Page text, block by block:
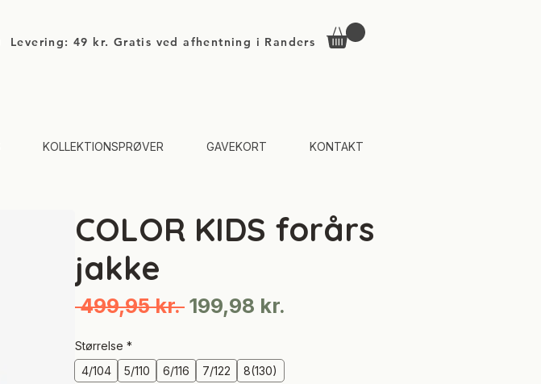
Levering: 49 kr. Gratis ved afhentning i Randers
KOLLEKTIONSPRØVER GAVEKORT KONTAKT
COLOR KIDS forårs
jakke
499,95 kr. Regulær
199,98 kr.
Størrelse *
4/104
5/110 6/116 7/122 8(130)